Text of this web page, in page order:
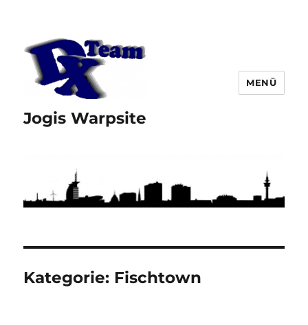
Jogis Warpsite
MENÜ
Kategorie: Fischtown